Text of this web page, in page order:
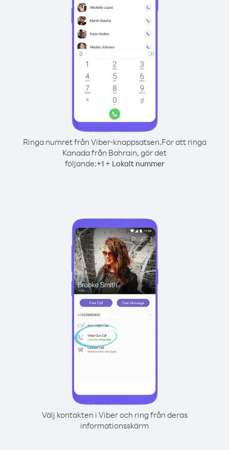
Ringa numret från Viber-knappsatsen.För att ringa
Kanada från Bahrain, gör det
följande:+1+ Lokalt nummer
Välj kontakten i Viber och ring från deras
informationsskärm